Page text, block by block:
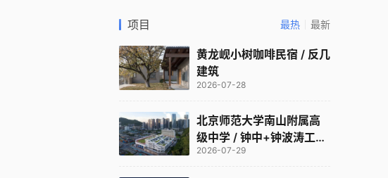
项目 最热 最新
黄龙岘小树咖啡民宿 / 反几
建筑
2026-07-28
北京师范大学南山附属高
级中学 / 钟中+钟波涛工作
室
2026-07-29